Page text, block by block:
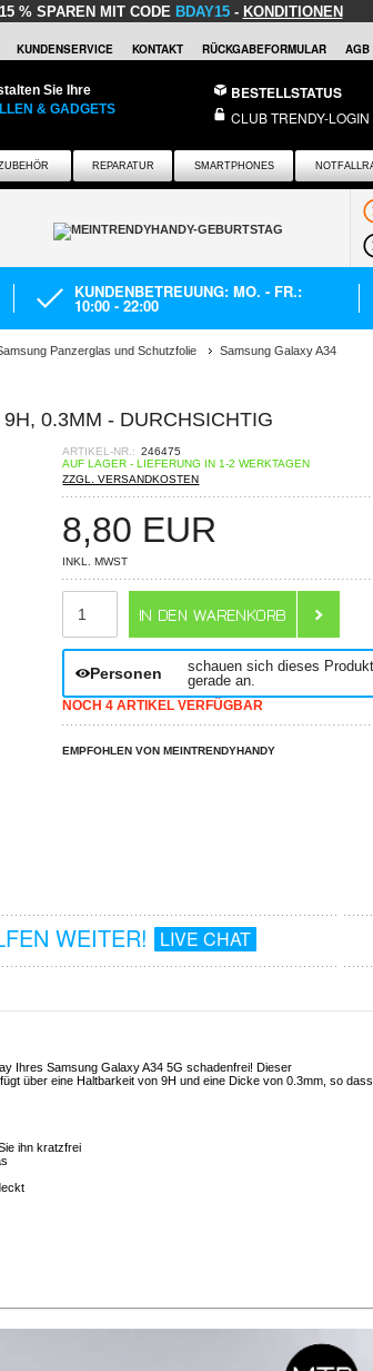
15 % SPAREN MIT CODE BDAY15- KONDITIONEN
KUNDENSERVICE KONTAKT RÜCKGABEFORMULAR AGB
Sie Ihre
& GADGETS
BESTELLSTATUS
CLUB TRENDY-LOGIN
REPARATUR SMARTPHONES
KUNDENBETREUUNG: MO. - FR.:
10:00 - 22:00
Panzerglas und Schutzfolie
Samsung Galaxy A34
0.3MM - DURCHSICHTIG
ARTIKEL-NR.: 246475
AUF LAGER - LIEFERUNG IN 1-2 WERKTAGEN
ZZGL. VERSANDKOSTEN
8,80 EUR
INKL. MWST
Personen
schauen sich dieses Produkt
gerade an.
NOCH 4 ARTIKEL VERFÜGBAR
EMPFOHLEN VON MEINTRENDYHANDY
WEITER! LIVE CHAT
Ihres Samsung Galaxy A34 5G schadenfrei! Dieser
über eine Haltbarkeit von 9H und eine Dicke von 0.3mm, so dass
ihn kratzfrei